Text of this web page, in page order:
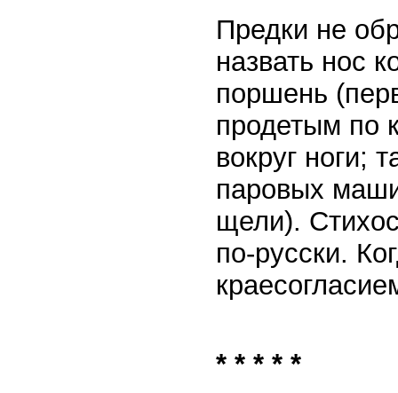
Предки не
назвать нос
поршень
продетым по
вокруг ноги;
паровых
щели).
по-русски.
* * * * *